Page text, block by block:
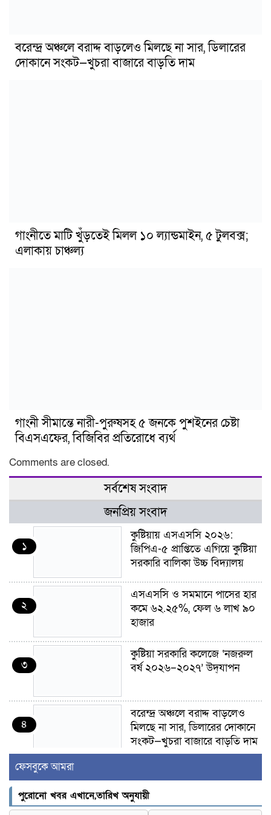
বরেন্দ্র অঞ্চলে বরাদ্দ বাড়লেও মিলছে না সার, ডিলারের
দোকানে সংকট—খুচরা বাজারে বাড়তি দাম
গাংনীতে মাটি খুঁড়তেই মিলল ১০ ল্যান্ডমাইন, ৫ টুলবক্স;
এলাকায় চাঞ্চল্য
গাংনী সীমান্তে নারী-পুরুষসহ ৫ জনকে পুশইনের চেষ্টা
বিএসএফের, বিজিবির প্রতিরোধে ব্যর্থ
Comments are closed.
সর্বশেষ সংবাদ
জনপ্রিয় সংবাদ
১
কুষ্টিয়ায় এসএসসি ২০২৬:
জিপিএ-৫ প্রাপ্তিতে এগিয়ে কুষ্টিয়া
সরকারি বালিকা উচ্চ বিদ্যালয়
২
এসএসসি ও সমমানে পাসের হার
কমে ৬২.২৫%, ফেল ৬ লাখ ৯০
হাজার
৩
কুষ্টিয়া সরকারি কলেজে ‘নজরুল
বর্ষ ২০২৬–২০২৭’ উদ্‌যাপন
৪
বরেন্দ্র অঞ্চলে বরাদ্দ বাড়লেও
মিলছে না সার, ডিলারের দোকানে
সংকট—খুচরা বাজারে বাড়তি দাম
৫
ল্যান্ডমাইন, ৫ টুলবক্স; এলাকায়
চাঞ্চল্য
ফেসবুকে আমরা
পুরোনো খবর এখানে,তারিখ অনুযায়ী